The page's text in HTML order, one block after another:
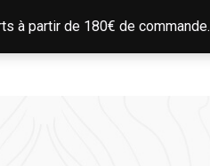
à partir de 180€ de commande.